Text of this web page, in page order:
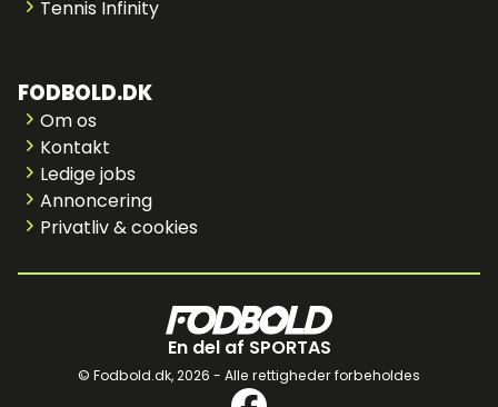
Tennis Infinity
FODBOLD.DK
Om os
Kontakt
Ledige jobs
Annoncering
Privatliv & cookies
En del af SPORTAS
© Fodbold.dk,2026 - Alle rettigheder forbeholdes